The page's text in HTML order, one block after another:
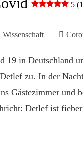
5
Wissenschaft
19 in Deutschland
zu. In der
Gästezimmer und
Detlef ist